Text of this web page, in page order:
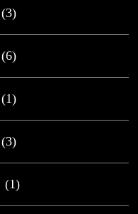
(3)
(6)
(1)
(3)
(1)